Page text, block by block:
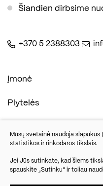
Šiandien dirbsime
+370 5 2388303
Įmonė
Plytelės
Naudinga
Kontaktai
Savanorių pr. 67, Vilnius
Mūsų svetainė naudoja slapukus
statistikos ir rinkodaros tikslais.
Jei Jūs sutinkate, kad šiems
spauskite „Sutinku“ ir toliau